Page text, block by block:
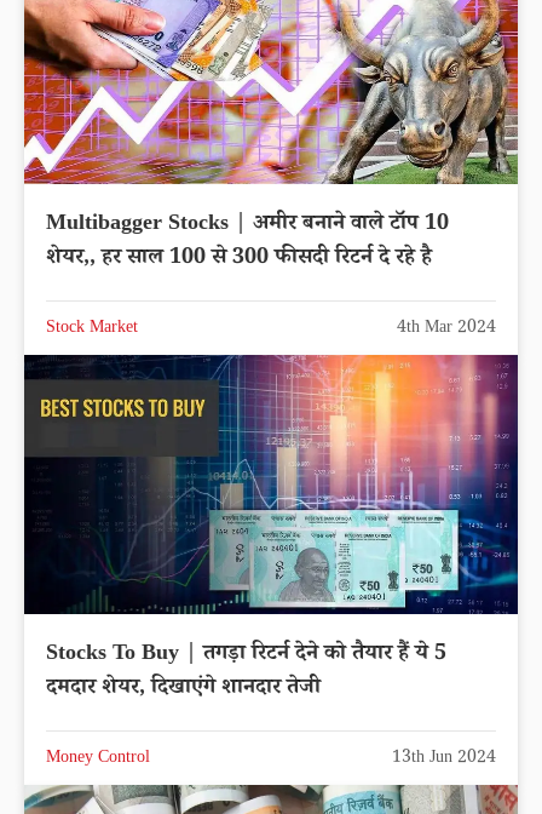
Multibagger Stocks | अमीर बनाने वाले टॉप 10
शेयर,, हर साल 100 से 300 फीसदी रिटर्न दे रहे है
Stock Market 4th Mar 2024
Stocks To Buy | तगड़ा रिटर्न देने को तैयार हैं ये 5
दमदार शेयर, दिखाएंगे शानदार तेजी
Money Control 13th Jun 2024